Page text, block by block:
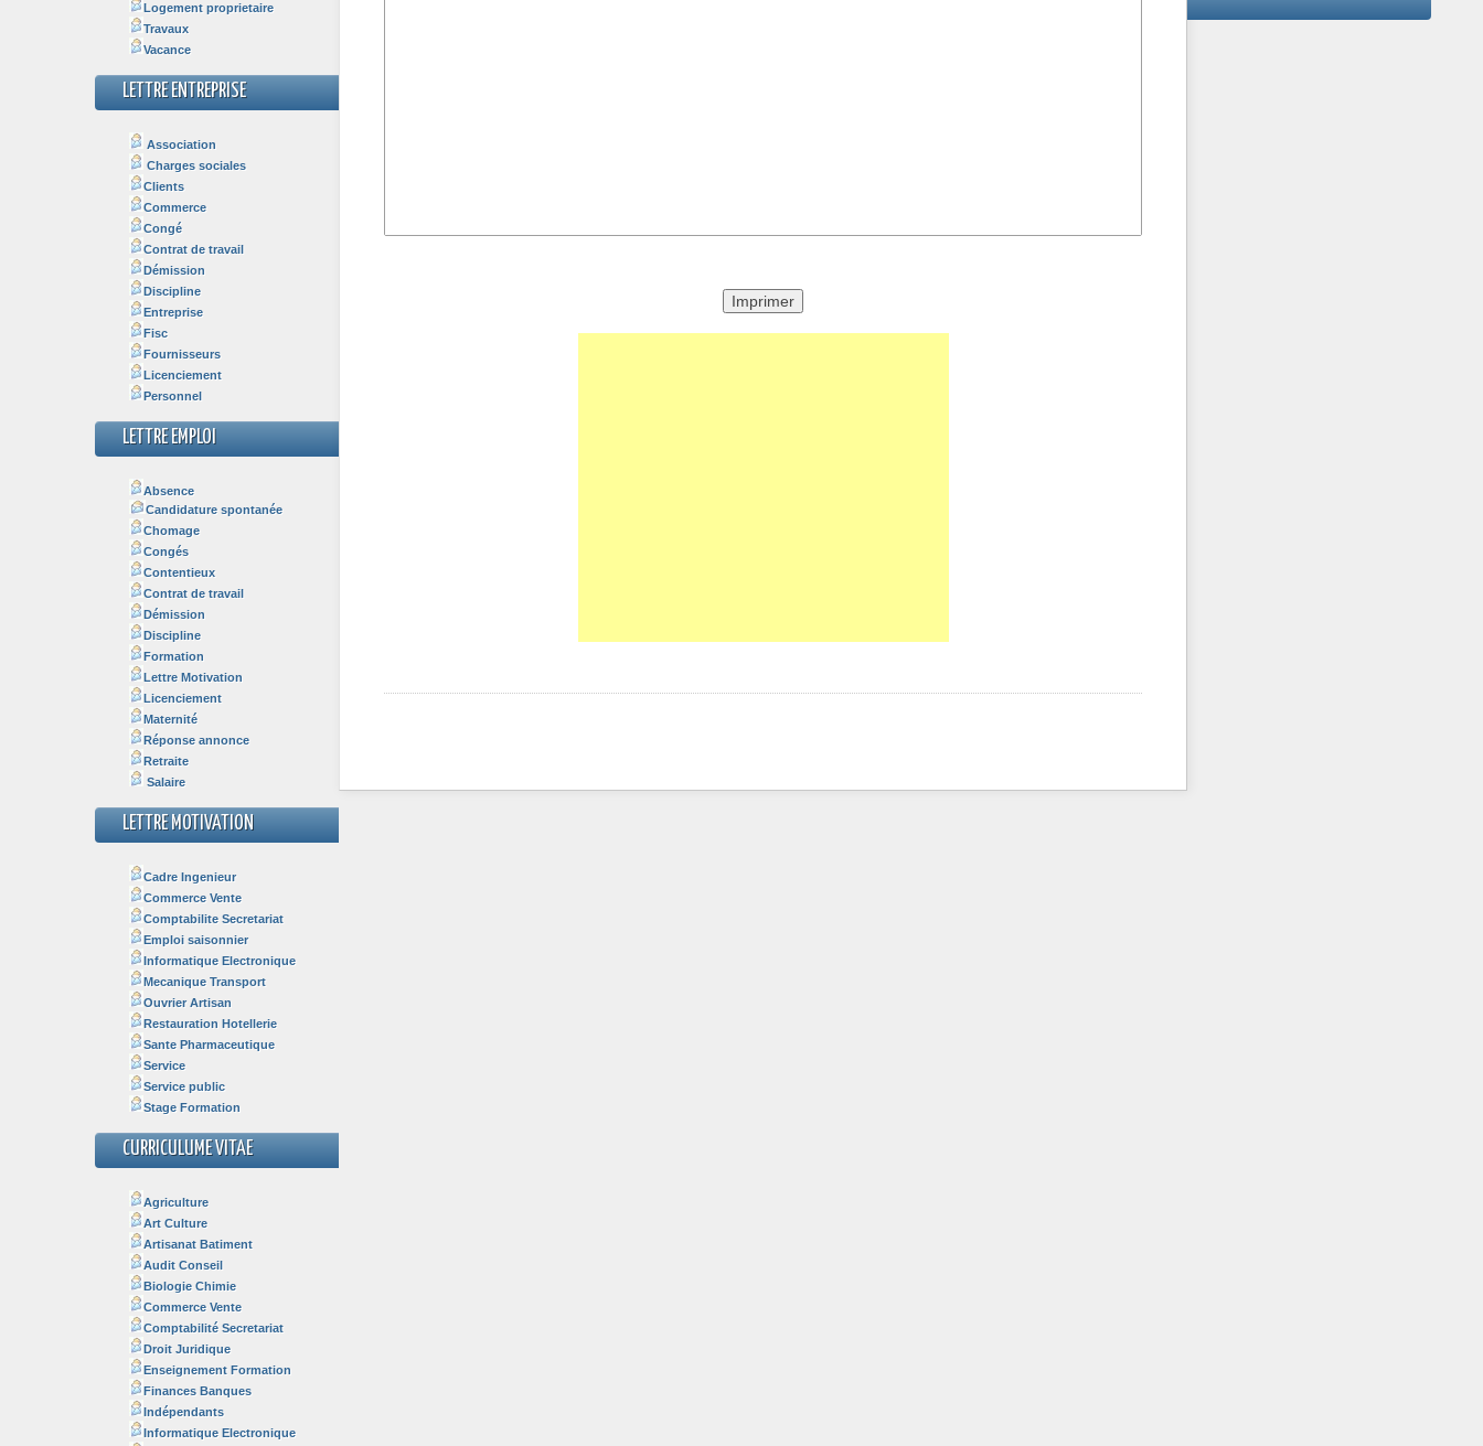
Logement proprietaire
Travaux
Vacance
LETTRE ENTREPRISE
Association
Charges sociales
Clients
Commerce
Congé
Contrat de travail
Démission
Discipline
Entreprise
Fisc
Fournisseurs
Licenciement
Personnel
LETTRE EMPLOI
Absence
Candidature spontanée
Chomage
Congés
Contentieux
Contrat de travail
Démission
Discipline
Formation
Lettre Motivation
Licenciement
Maternité
Réponse annonce
Retraite
Salaire
LETTRE MOTIVATION
Cadre Ingenieur
Commerce Vente
Comptabilite Secretariat
Emploi saisonnier
Informatique Electronique
Mecanique Transport
Ouvrier Artisan
Restauration Hotellerie
Sante Pharmaceutique
Service
Service public
Stage Formation
CURRICULUME VITAE
Agriculture
Art Culture
Artisanat Batiment
Audit Conseil
Biologie Chimie
Commerce Vente
Comptabilité Secretariat
Droit Juridique
Enseignement Formation
Finances Banques
Indépendants
Informatique Electronique